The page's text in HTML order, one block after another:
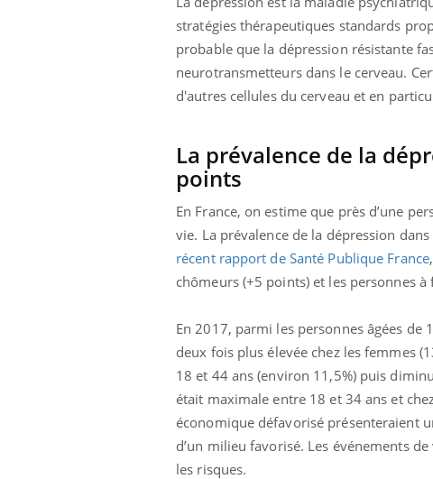
stratégies thérapeutiques standards
probable que la dépression résistante
neurotransmetteurs dans le cerveau.
d'autres cellules du cerveau et en
La prévalence de la
points
En France, on estime que près d’une
vie. La prévalence de la dépression
récent rapport de Santé Publique France
chômeurs (+5 points) et les personnes
En 2017, parmi les personnes âgées de
deux fois plus élevée chez les femmes
18 et 44 ans (environ 11,5%) puis
était maximale entre 18 et 34 ans et
économique défavorisé présenteraient
d’un milieu favorisé. Les événements
les risques.
Insuline & Charge mentale : et si on
osait en parler??Youtube
En 2026, l'insuline dans le diabète de type 2
reste entourée d'idées reçues chez les
patients comme parfois chez les soignants.
Youtube
L'été
rythme